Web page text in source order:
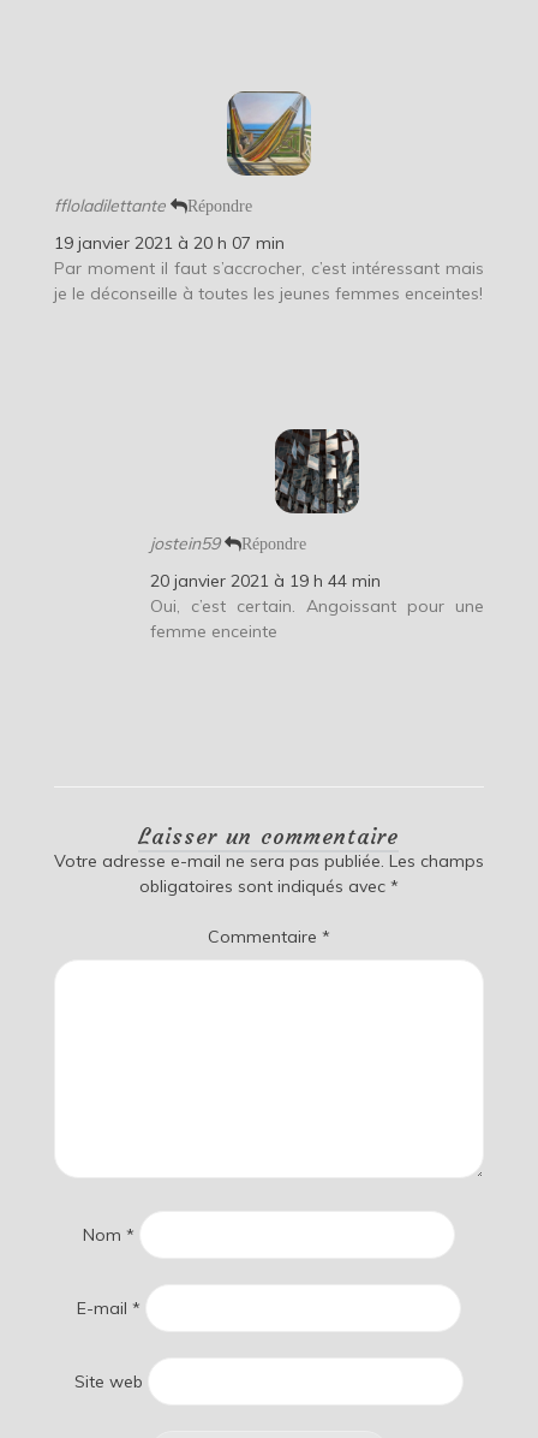
ffloladilettante Répondre
19 janvier 2021 à 20 h 07 min
Par moment il faut s’accrocher, c’est intéressant mais
je le déconseille à toutes les jeunes femmes enceintes!
jostein59 Répondre
20 janvier 2021 à 19 h 44 min
Oui, c’est certain. Angoissant pour une
femme enceinte
Laisser un commentaire
Votre adresse e-mail ne sera pas publiée. Les champs
obligatoires sont indiqués avec *
Commentaire *
Nom *
E-mail *
Site web